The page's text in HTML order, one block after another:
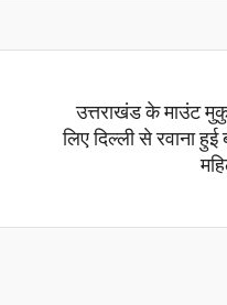
उत्तराखंड के माउंट
लिए दिल्ली से रवाना